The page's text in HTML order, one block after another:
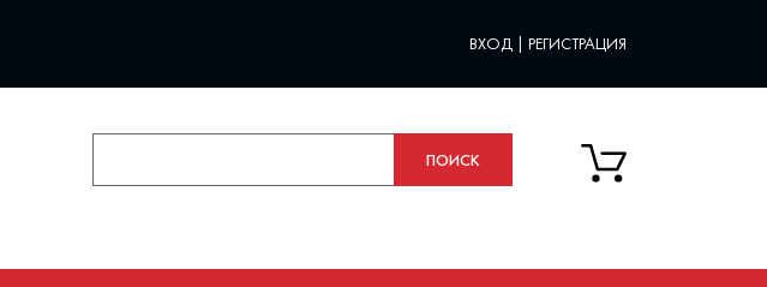
ВХОД | РЕГИСТРАЦИЯ